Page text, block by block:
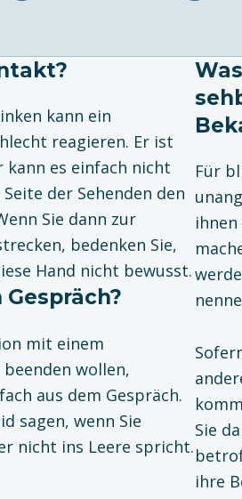
kann ein
reagieren. Er ist
es einfach nicht
der Sehenden den
Sie dann zur
bedenken Sie,
Hand nicht bewusst.
mit einem
wollen,
aus dem Gespräch.
sagen, wenn Sie
nicht ins Leere spricht.
Für
Sie
ihre